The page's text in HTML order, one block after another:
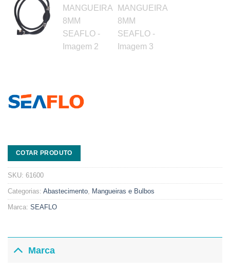
COTAR PRODUTO
SKU: 61600
Categorias: Abastecimento, Mangueiras e Bulbos
Marca: SEAFLO
Marca